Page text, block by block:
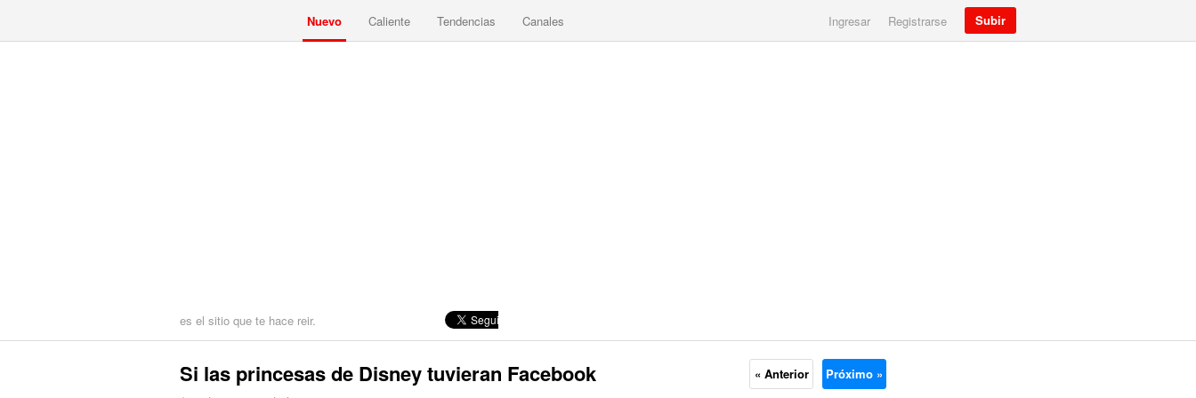
Nuevo Caliente Tendencias Canales Ingresar Registrarse Subir
es el sitio que te hace reir.
Si las princesas de Disney tuvieran Facebook « Anterior Próximo »